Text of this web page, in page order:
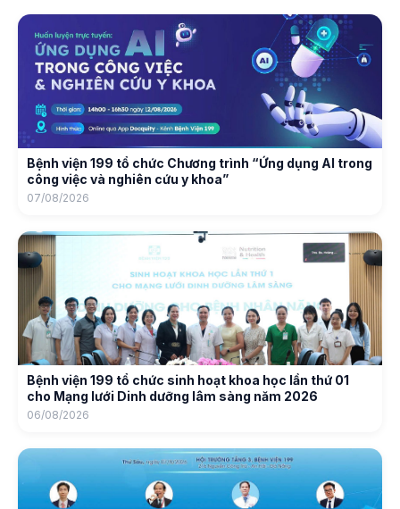
Bệnh viện 199 tổ chức Chương trình “Ứng dụng AI trong
công việc và nghiên cứu y khoa”
07/08/2026
Bệnh viện 199 tổ chức sinh hoạt khoa học lần thứ 01
cho Mạng lưới Dinh dưỡng lâm sàng năm 2026
06/08/2026